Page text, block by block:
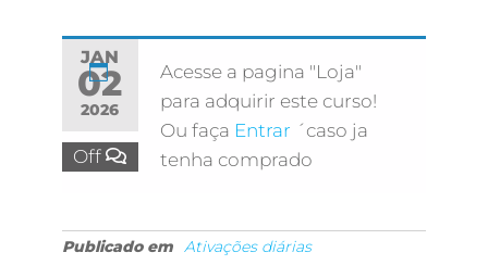
JAN
02
2026
Off
Acesse a pagina "Loja"
para adquirir este curso!
Ou faça Entrar ´caso ja
tenha comprado
Publicado em Ativações diárias